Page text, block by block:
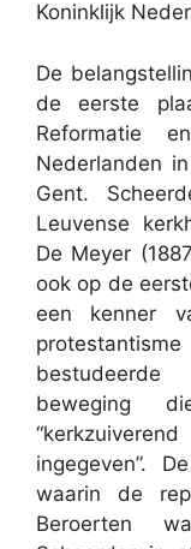
Koninklijk
De
de eerste
Reformatie
Nederlanden
Gent.
Leuvense
De Meyer
ook op de
een kenner
beweging
ingegeven”.
waarin de
Beroerten